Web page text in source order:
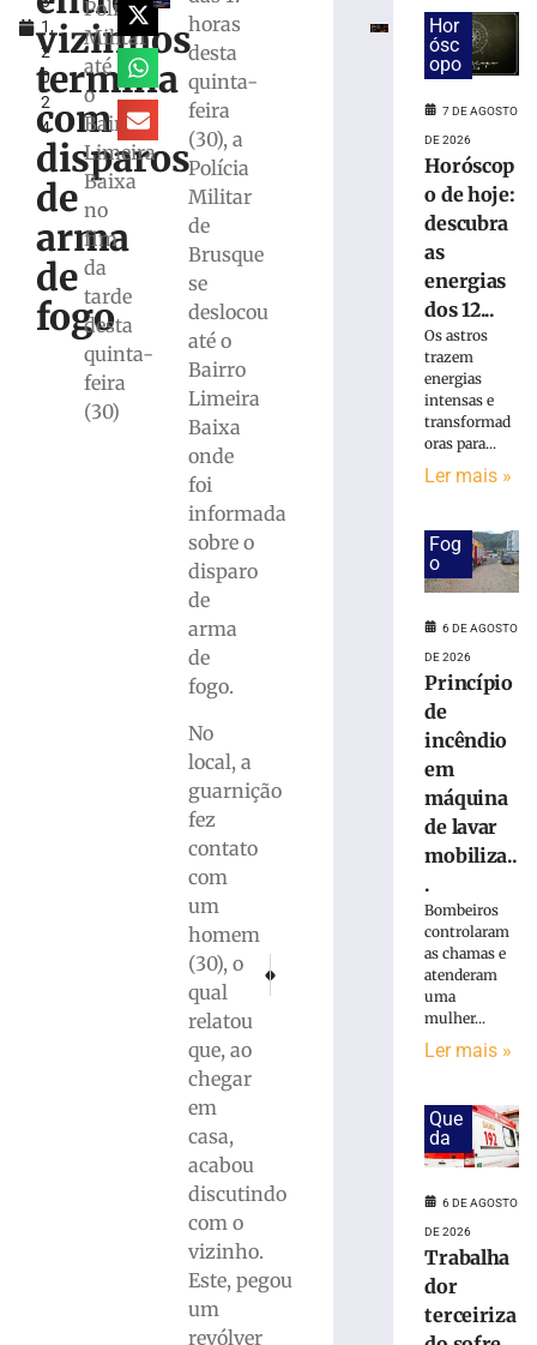
1,
2
0
2
4
vizinhos
termina
com
disparos
de
arma
de
fogo
Polícia
Militar
até
o
Bairro
Limeira
Baixa
no
fim
da
tarde
desta
quinta-
feira
(30)
horas
desta
quinta-
feira
(30), a
Polícia
Militar
de
Brusque
se
deslocou
até o
Bairro
Limeira
Baixa
onde
foi
informada
sobre o
disparo
de
arma
de
fogo.
No
local, a
guarnição
fez
contato
com
um
homem
(30), o
qual
relatou
que, ao
chegar
em
casa,
acabou
discutindo
com o
vizinho.
Este, pegou
um
revólver
PRÓXIMO
máquina
mobiliza
Bombeiros,
Brusque
Trabalhador
terceirizado
Centro
Administrativo
Havan
Brusque
Funcionária
morre
restaurante
margens
Papanduva
Hor
ósc
opo
7 DE AGOSTO
DE 2026
Horóscop
o de hoje:
descubra
as
energias
dos 12...
Os astros
trazem
energias
intensas e
transformad
oras para...
Ler mais »
Fog
o
6 DE AGOSTO
DE 2026
Princípio
de
incêndio
em
máquina
de lavar
mobiliza..
.
Bombeiros
controlaram
as chamas e
atenderam
uma
mulher...
Ler mais »
Que
da
6 DE AGOSTO
DE 2026
Trabalha
dor
terceiriza